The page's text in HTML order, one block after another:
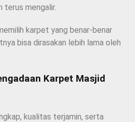
terus mengalir.
karpet yang benar-benar
bisa dirasakan lebih lama oleh
Karpet Masjid
kualitas terjamin, serta